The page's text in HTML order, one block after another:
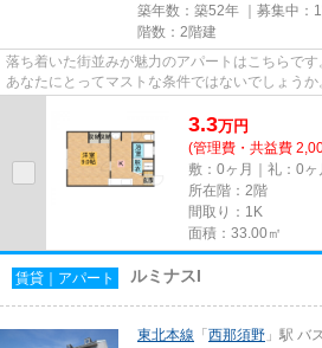
築年数：築52年 ｜募集中：
階数：2階建
落ち着いた街並みが魅力のアパートはこちらで
あなたにとってマストな条件ではないでしょう
3.3万円
(管理費・共益費
敷：0ヶ月｜礼：0ヶ
所在階：2階
間取り：1K
面積：33.00㎡
賃貸｜アパート ルミナスI
東北本線 「 西那須野 」駅 バ